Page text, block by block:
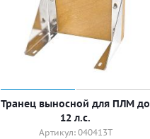
Транец выносной для ПЛМ до
12 л.с.
Артикул: 040413T